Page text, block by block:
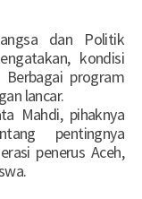
dan Politik
kondisi
program
lancar.
Mahdi, pihaknya
pentingnya
penerus Aceh,